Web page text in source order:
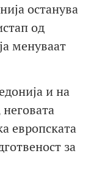
останува
од
менуваат
и на
европската
за